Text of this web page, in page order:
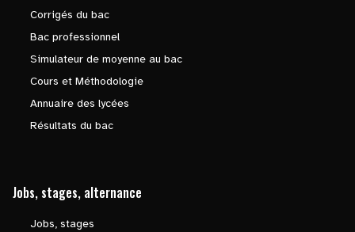
Corrigés du bac
Bac professionnel
Simulateur de moyenne au bac
Cours et Méthodologie
Annuaire des lycées
Résultats du bac
Jobs, stages, alternance
Jobs, stages